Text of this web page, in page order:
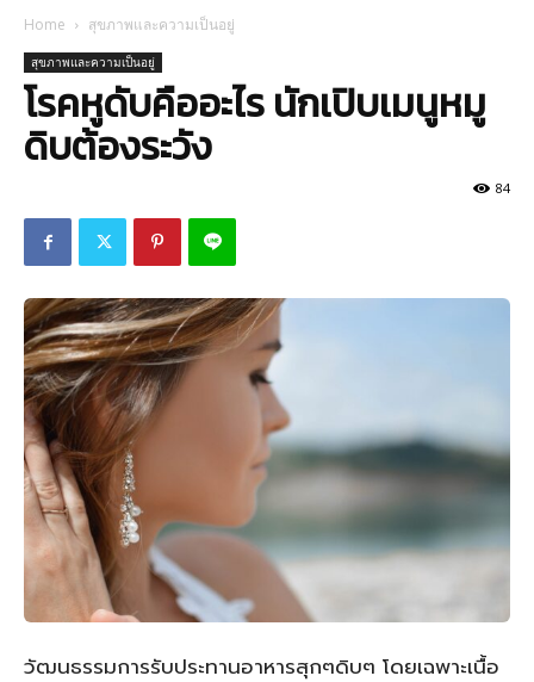
Home สุขภาพและความเป็นอยู่
สุขภาพและความเป็นอยู่
โรคหูดับคืออะไร นักเปิบเมนูหมู
ดิบต้องระวัง
84
วัฒนธรรมการรับประทานอาหารสุกๆดิบๆ โดยเฉพาะเนื้อ